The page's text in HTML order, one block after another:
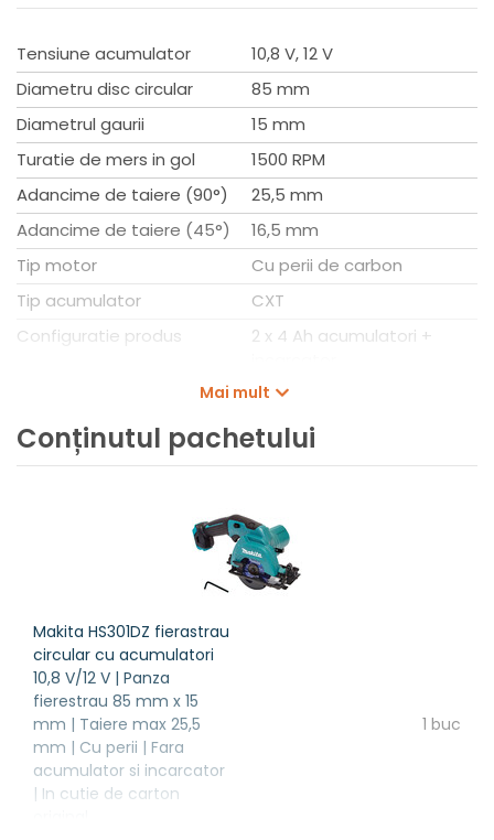
Numar de curse/minut: 0-3300
Lungimea cursei(mm): 13
Capacitate de taiere(mm): lemn: 50 / tevi: 50
Timp de încarcare(min): 50
Greutateconf.EPTA(kg) : 1.5
Greutate 1,6Kg
Dimensiune 313x170x155mm
Tensiune acumulator
10,8 V, 12 V
Diametru disc circular
85 mm
Diametrul gaurii
15 mm
Turatie de mers in gol
1500 RPM
Adancime de taiere (90°)
25,5 mm
Adancime de taiere (45°)
16,5 mm
Tip motor
Cu perii de carbon
Tip acumulator
CXT
Configuratie produs
2 x 4 Ah acumulatori +
In valiza
Lungime
313 mm
Latime
170 mm
1,6 kg
HS301D
Mai mult
Conținutul pachetului
Makita HS301DZ fierastrau
circular cu acumulatori
10,8 V/12 V | Panza
fierestrau 85 mm x 15
mm | Taiere max 25,5
mm | Cu perii | Fara
acumulator si incarcator
| In cutie de carton
1 buc